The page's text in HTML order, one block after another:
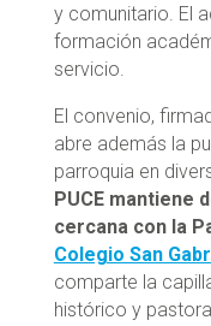
y comunitario. El
formación
servicio.
El convenio,
abre además la
parroquia en
PUCE mantiene
cercana con la
Colegio San
comparte la
histórico y